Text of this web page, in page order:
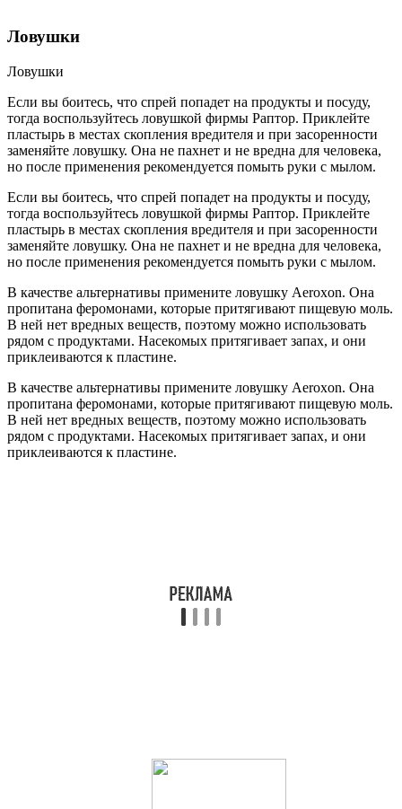
Ловушки
Ловушки
Если вы боитесь, что спрей попадет на продукты и посуду,
тогда воспользуйтесь ловушкой фирмы Раптор. Приклейте
пластырь в местах скопления вредителя и при засоренности
заменяйте ловушку. Она не пахнет и не вредна для человека,
но после применения рекомендуется помыть руки с мылом.
Если вы боитесь, что спрей попадет на продукты и посуду,
тогда воспользуйтесь ловушкой фирмы Раптор. Приклейте
пластырь в местах скопления вредителя и при засоренности
заменяйте ловушку. Она не пахнет и не вредна для человека,
но после применения рекомендуется помыть руки с мылом.
В качестве альтернативы примените ловушку Aeroxon. Она
пропитана феромонами, которые притягивают пищевую моль.
В ней нет вредных веществ, поэтому можно использовать
рядом с продуктами. Насекомых притягивает запах, и они
приклеиваются к пластине.
В качестве альтернативы примените ловушку Aeroxon. Она
пропитана феромонами, которые притягивают пищевую моль.
В ней нет вредных веществ, поэтому можно использовать
рядом с продуктами. Насекомых притягивает запах, и они
приклеиваются к пластине.